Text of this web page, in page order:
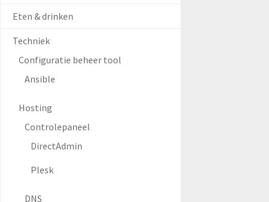
Eten & drinken
Techniek
Configuratie beheer tool
Ansible
Hosting
Controlepaneel
DirectAdmin
Plesk
DNS